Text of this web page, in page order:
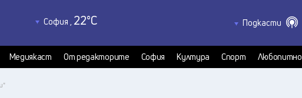
София , 22°C
Бургас, 22°C
Варна, 21°C
Подкасти
КултурКаст
Медиякаст
Медиякаст От редакторите София Култура Спорт Любопитно